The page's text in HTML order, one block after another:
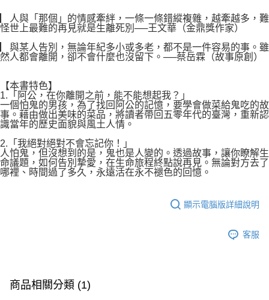
▏人與「那個」的情感牽絆，一條一條錯縱複雜，越牽越多，難
怪世上最難的再見就是生離死別──王文華（金鼎獎作家）
▏與某人告別，無論年紀多小或多老，都不是一件容易的事。雖
然人都會離開，卻不會什麼也沒留下。──蔡岳霖（故事原創）
【本書特色】
1.「阿公，在你離開之前，能不能想起我？」
一個怕鬼的男孩，為了找回阿公的記憶，要學會做菜給鬼吃的故
事。藉由做出美味的菜品，將讀者帶回五零年代的臺灣，重新認
識當年的歷史面貌與風土人情。
2.「我絕對絕對不會忘記你！」
人怕鬼，但沒想到的是，鬼也是人變的。透過故事，讓你瞭解生
命議題，如何告別摯愛，在生命旅程終點說再見。無論對方去了
哪裡、時間過了多久，永遠活在永不褪色的回憶。
顯示電腦版詳細說明
客服
商品相關分類 (1)